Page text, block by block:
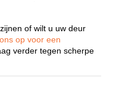
of wilt u uw deur
op voor een
verder tegen scherpe